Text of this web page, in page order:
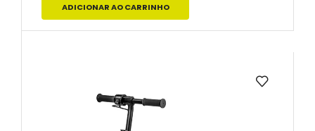
ADICIONAR AO CARRINHO